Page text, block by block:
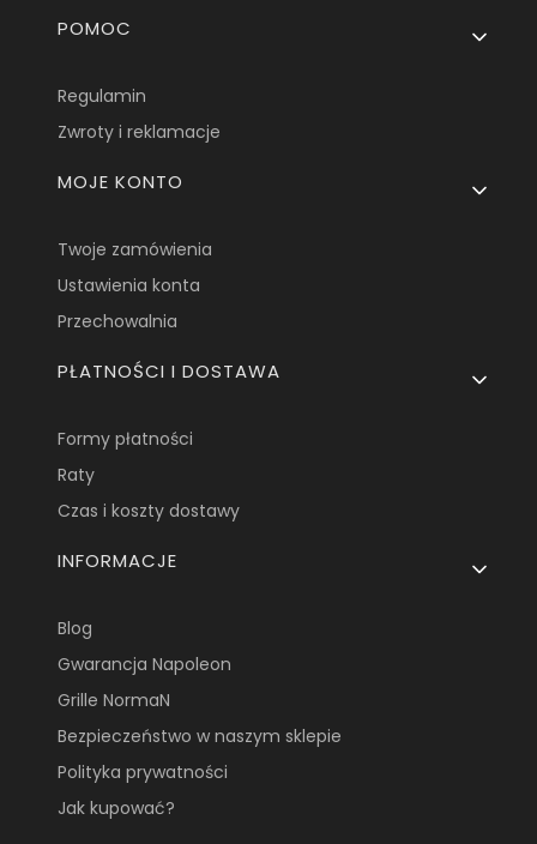
Linki w stopce
POMOC
Regulamin
Zwroty i reklamacje
MOJE KONTO
Twoje zamówienia
Ustawienia konta
Przechowalnia
PŁATNOŚCI I DOSTAWA
Formy płatności
Raty
Czas i koszty dostawy
INFORMACJE
Blog
Gwarancja Napoleon
Grille NormaN
Bezpieczeństwo w naszym sklepie
Polityka prywatności
Jak kupować?